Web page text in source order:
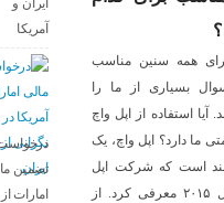
برای همه سنین مناسب
بسیاری از ما را
استفاده از اپل واچ
ما دارد؟ اپل واچ، یک
است که شرکت اپل
آن را در سال ۲۰۱۵ معرفی کرد. از
ایران و
آمریکا
تضمین
امارات از